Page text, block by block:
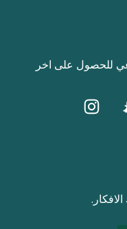
للحصول على اخر